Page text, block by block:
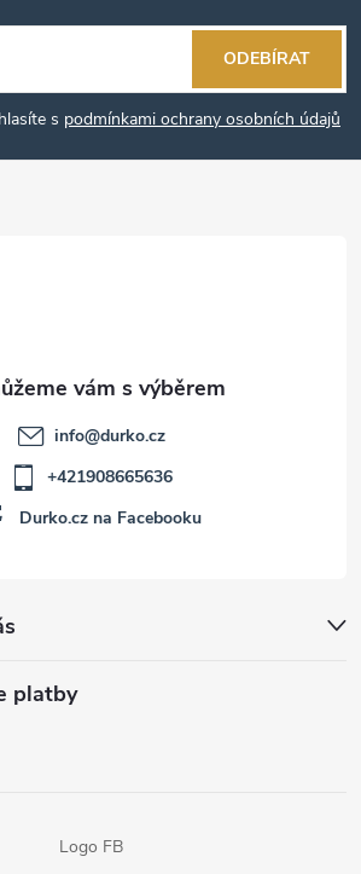
s podmínkami ochrany osobních údajů
ODEBÍRAT
platby
info@durko.cz
+421908665636
Durko.cz na Facebooku
Logo FB